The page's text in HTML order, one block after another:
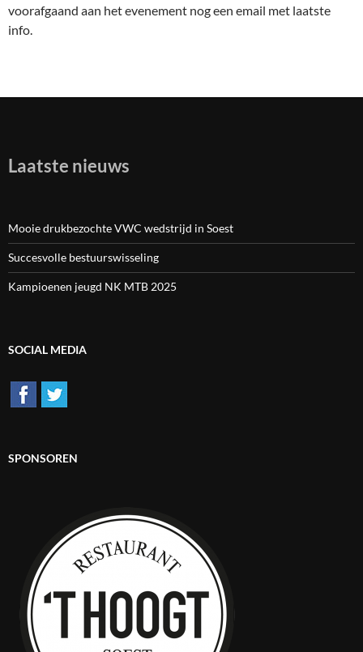
voorafgaand aan het evenement nog een email met laatste
info.
Laatste nieuws
Mooie drukbezochte VWC wedstrijd in Soest
Succesvolle bestuurswisseling
Kampioenen jeugd NK MTB 2025
SOCIAL MEDIA
SPONSOREN